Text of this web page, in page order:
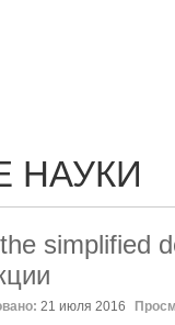
НАУКИ
simplified
21 июля 2016